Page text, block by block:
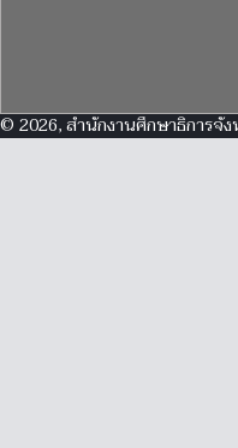
© 2026, สำนักงานศึกษาธิการจั